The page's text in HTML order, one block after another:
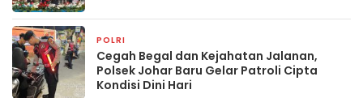
POLRI
Cegah Begal dan Kejahatan Jalanan,
Polsek Johar Baru Gelar Patroli Cipta
Kondisi Dini Hari